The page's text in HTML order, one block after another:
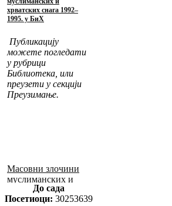
хрватских снага 1992–
1995. у БиХ
Публикацију
можете погледати
у рубрици
Библиотека, или
преузети у секцији
Преузимање.
Масовни злочини
муслиманских и
хрватских снага
1992–1995. у БиХ
До сада
Посетиоци: 30253639